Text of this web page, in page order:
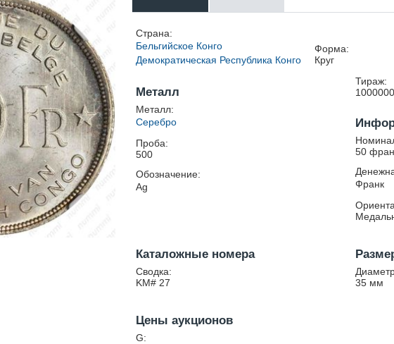
Страна:
Бельгийское Конго
Демократическая Республика Конго
Форма:
Круг
Тираж:
1000000
Металл
Металл:
Серебро
Проба:
500
Обозначение:
Ag
50
Франк
Каталожные номера
Сводка:
KM# 27
35 мм
Цены аукционов
G: